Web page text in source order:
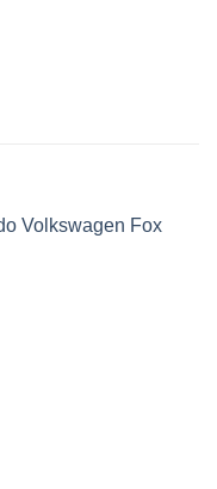
Volkswagen Fox